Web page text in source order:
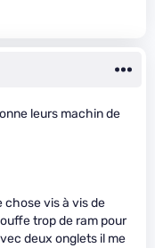
leurs machin de
chose vis à vis de
trop de ram pour
deux onglets il me